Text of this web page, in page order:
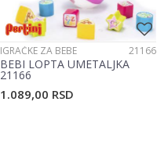
IGRAČKE ZA BEBE 21166
BEBI LOPTA UMETALJKA
21166
1.089,00 RSD